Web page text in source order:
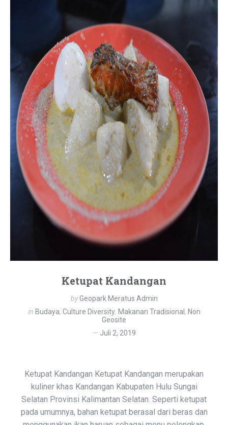
Ketupat Kandangan
byGeopark Meratus Admin
in Budaya, Culture Diversity, Makanan Tradisional , Non
Geosite
Juli 2, 2019
Ketupat Kandangan Ketupat Kandangan merupakan
kuliner khas Kandangan Kabupaten Hulu Sungai
Selatan Provinsi Kalimantan Selatan. Seperti ketupat
pada umumnya, bahan ketupat berasal dari beras dan